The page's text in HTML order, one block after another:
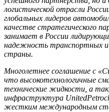
логистической отрасли
глобальных лидеров
качестве стратегического
занимает в России
надежность транспортных и
страны.
Многолетнее соглашение с
что высокотехнологичные
технические жидкости, а
инфраструктура United
жестким международным